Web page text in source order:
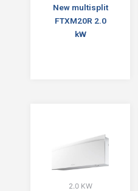
New multisplit
FTXM20R 2.0
kW
2.0 KW